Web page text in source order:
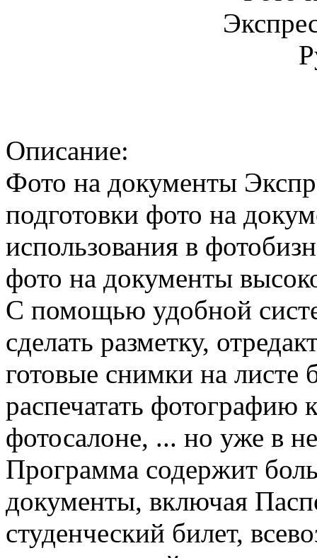
Описание:
Фото на документы
подготовки фото на
использования в
фото на документы
С помощью удобной
сделать разметку,
готовые снимки на листе
распечатать
фотосалоне, ... но уже в
Программа содержит
документы, включая
студенческий билет,